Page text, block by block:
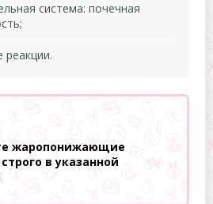
система: почечная
реакции.
жаропонижающие
в указанной